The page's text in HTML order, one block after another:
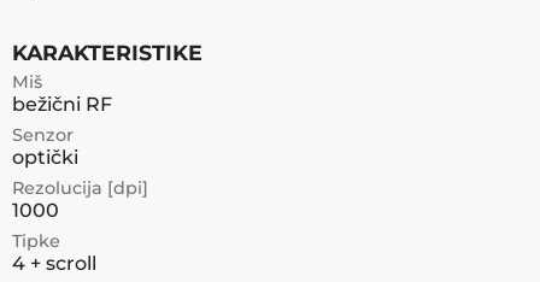
KARAKTERISTIKE
Miš
bežični RF
Senzor
optički
Rezolucija [dpi]
1000
Tipke
4 + scroll